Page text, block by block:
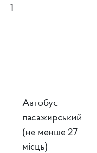
1
Автобус
пасажирський
(не менше 27
місць)